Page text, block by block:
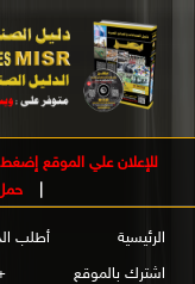
للإعلان علي الموقع
الرئيسية أطلب
اشترك بالموقع